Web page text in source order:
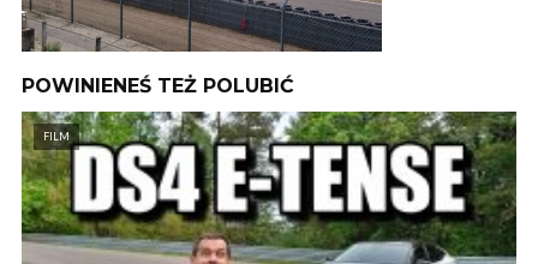
POWINIENEŚ TEŻ POLUBIĆ
FILM